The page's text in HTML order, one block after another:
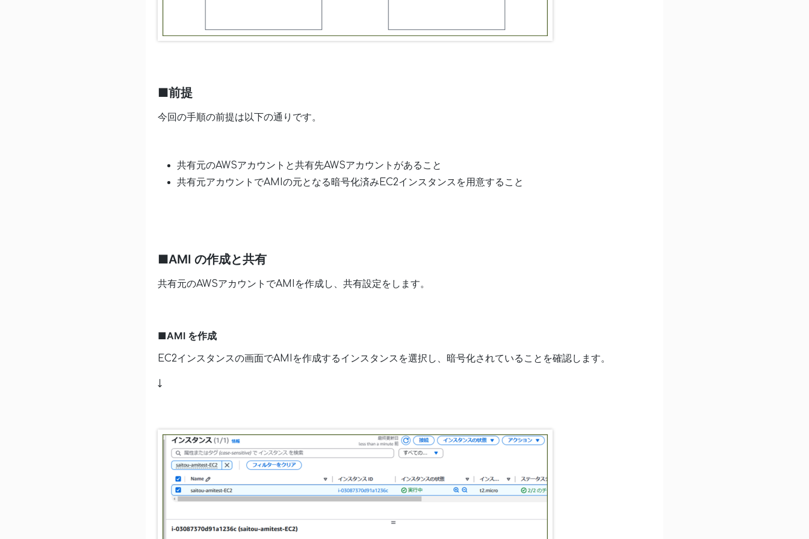
■前提
今回の手順の前提は以下の通りです。
共有元のAWSアカウントと共有先AWSアカウントがあること
共有元アカウントでAMIの元となる暗号化済みEC2インスタンスを用意すること
■AMI の作成と共有
共有元のAWSアカウントでAMIを作成し、共有設定をします。
■AMI を作成
EC2インスタンスの画面でAMIを作成するインスタンスを選択し、暗号化されていることを確認します。
↓